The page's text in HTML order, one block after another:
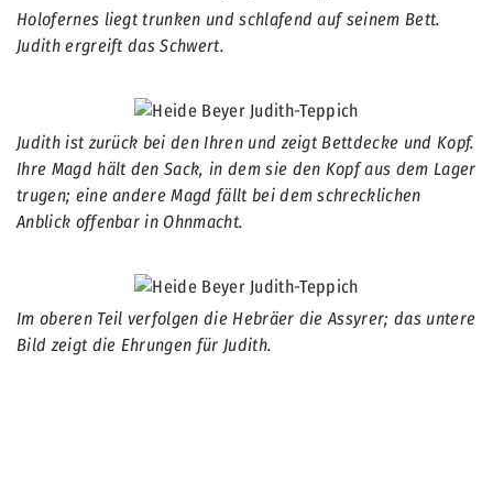
Holofernes liegt trunken und schlafend auf seinem Bett.
Judith ergreift das Schwert.
Judith ist zurück bei den Ihren und zeigt Bettdecke und Kopf.
Ihre Magd hält den Sack, in dem sie den Kopf aus dem Lager
trugen; eine andere Magd fällt bei dem schrecklichen
Anblick offenbar in Ohnmacht.
Im oberen Teil verfolgen die Hebräer die Assyrer; das untere
Bild zeigt die Ehrungen für Judith.